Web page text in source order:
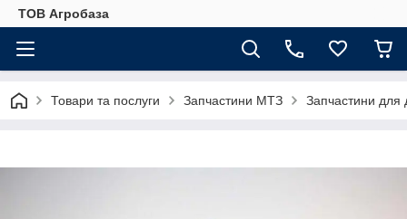
ТОВ Агробаза
Товари та послуги Запчастини МТЗ Запчастини для